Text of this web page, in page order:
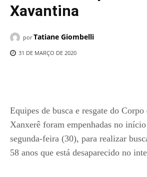
Xavantina
por Tatiane Giombelli
31 DE MARÇO DE 2020
Equipes de busca e resgate do
Xanxerê foram empenhadas no
segunda-feira (30), para realizar
58 anos que está desaparecido no